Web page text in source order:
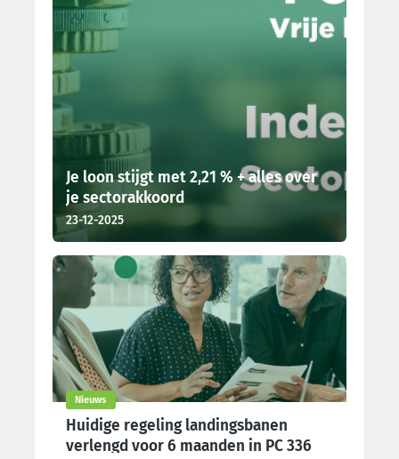
Je loon stijgt met 2,21 % + alles over
je sectorakkoord
23-12-2025
Nieuws
Huidige regeling landingsbanen
verlengd voor 6 maanden in PC 336